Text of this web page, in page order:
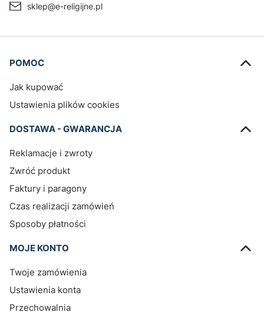
sklep@e-religijne.pl
Linki w stopce
POMOC
Jak kupować
Ustawienia plików cookies
DOSTAWA - GWARANCJA
Reklamacje i zwroty
Zwróć produkt
Faktury i paragony
Czas realizacji zamówień
Sposoby płatności
MOJE KONTO
Twoje zamówienia
Ustawienia konta
Przechowalnia